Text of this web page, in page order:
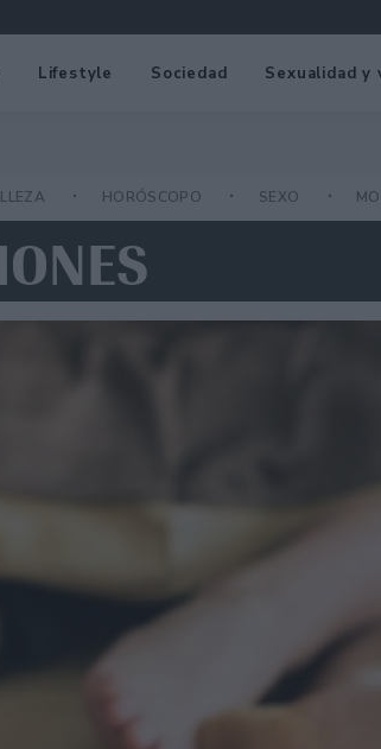
Lifestyle Sociedad Sexualidad y
HORÓSCOPO SEXO